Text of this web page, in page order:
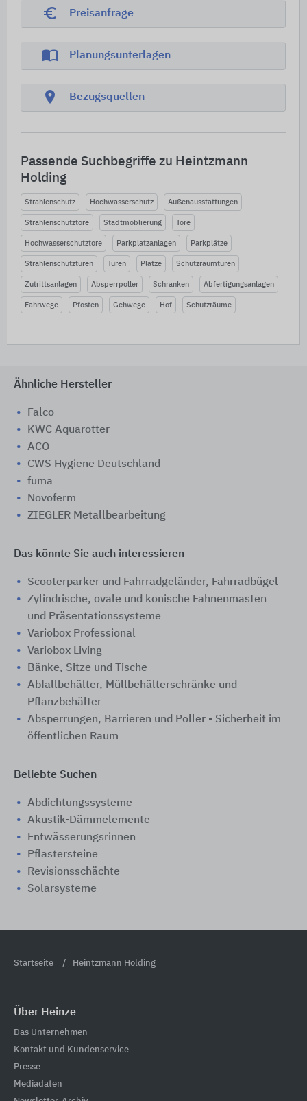
euro_symbol Preisanfrage
import_contacts Planungsunterlagen
location_on Bezugsquellen
Passende Suchbegriffe zu Heintzmann
Holding
Strahlenschutz Hochwasserschutz Außenausstattungen
Strahlenschutztore Stadtmöblierung Tore
Hochwasserschutztore Parkplatzanlagen Parkplätze
Strahlenschutztüren Türen Plätze Schutzraumtüren
Zutrittsanlagen Absperrpoller Schranken Abfertigungsanlagen
Fahrwege Pfosten Gehwege Hof Schutzräume
Ähnliche Hersteller
Falco
KWC Aquarotter
ACO
CWS Hygiene Deutschland
fuma
Novoferm
ZIEGLER Metallbearbeitung
Das könnte Sie auch interessieren
Scooterparker und Fahrradgeländer, Fahrradbügel
Zylindrische, ovale und konische Fahnenmasten
und Präsentationssysteme
Variobox Professional
Variobox Living
Bänke, Sitze und Tische
Abfallbehälter, Müllbehälterschränke und
Pflanzbehälter
Absperrungen, Barrieren und Poller - Sicherheit im
öffentlichen Raum
Beliebte Suchen
Abdichtungssysteme
Akustik-Dämmelemente
Entwässerungsrinnen
Pflastersteine
Revisionsschächte
Solarsysteme
Startseite Heintzmann Holding
Über Heinze
Das Unternehmen
Kontakt und Kundenservice
Presse
Mediadaten